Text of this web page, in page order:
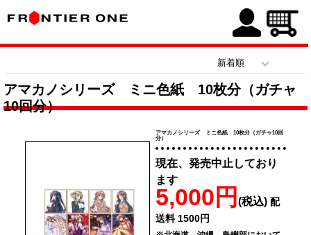
アマカノシリーズ ミニ色紙 10枚分（ガチャ
10回分）
アマカノシリーズ ミニ色紙 10枚分（ガチャ10回
分）
現在、発売中止しており
ます
5,000円 (税込) 配
送料 1500円